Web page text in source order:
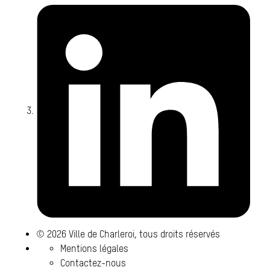
© 2026 Ville de Charleroi, tous droits réservés
Mentions légales
Contactez-nous